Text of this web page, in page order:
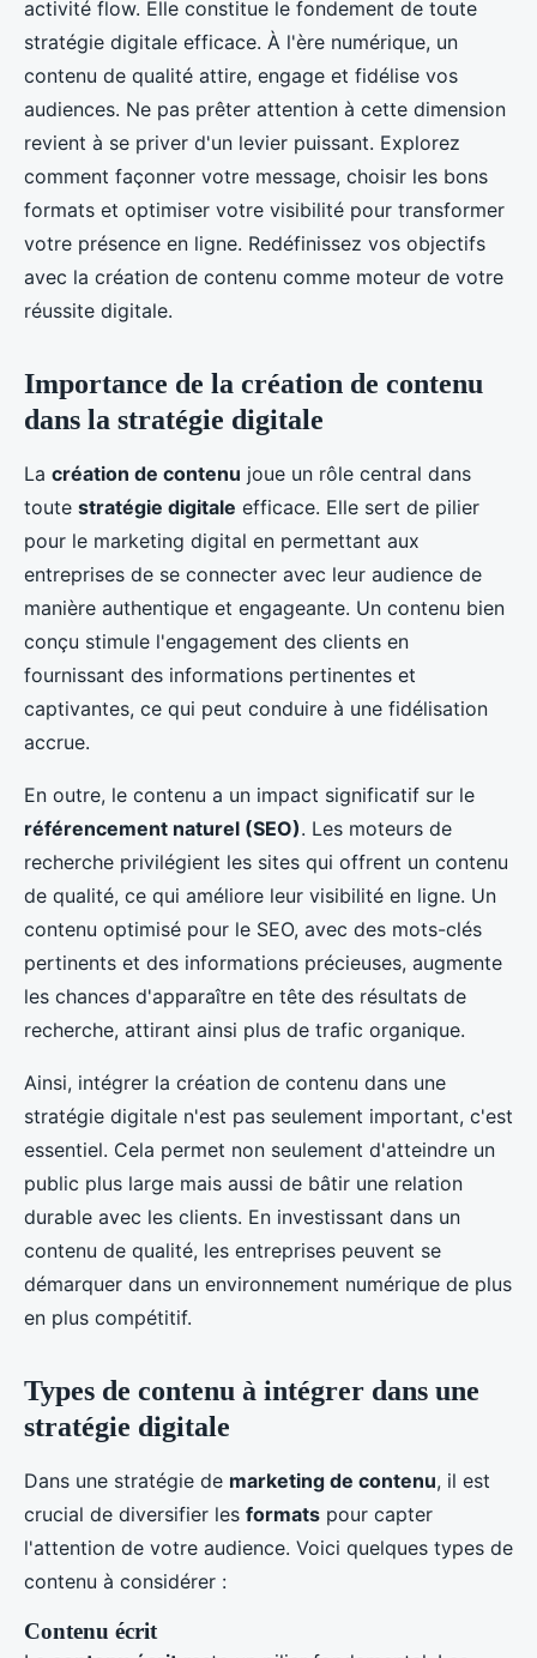
activité flow. Elle constitue le fondement de toute
stratégie digitale efficace. À l'ère numérique, un
contenu de qualité attire, engage et fidélise vos
audiences. Ne pas prêter attention à cette dimension
revient à se priver d'un levier puissant. Explorez
comment façonner votre message, choisir les bons
formats et optimiser votre visibilité pour transformer
votre présence en ligne. Redéfinissez vos objectifs
avec la création de contenu comme moteur de votre
réussite digitale.
Importance de la création de contenu
dans la stratégie digitale
La création de contenu joue un rôle central dans
toute stratégie digitale efficace. Elle sert de pilier
pour le marketing digital en permettant aux
entreprises de se connecter avec leur audience de
manière authentique et engageante. Un contenu bien
conçu stimule l'engagement des clients en
fournissant des informations pertinentes et
captivantes, ce qui peut conduire à une fidélisation
accrue.
En outre, le contenu a un impact significatif sur le
référencement naturel (SEO). Les moteurs de
recherche privilégient les sites qui offrent un contenu
de qualité, ce qui améliore leur visibilité en ligne. Un
contenu optimisé pour le SEO, avec des mots-clés
pertinents et des informations précieuses, augmente
les chances d'apparaître en tête des résultats de
recherche, attirant ainsi plus de trafic organique.
Ainsi, intégrer la création de contenu dans une
stratégie digitale n'est pas seulement important, c'est
essentiel. Cela permet non seulement d'atteindre un
public plus large mais aussi de bâtir une relation
durable avec les clients. En investissant dans un
contenu de qualité, les entreprises peuvent se
démarquer dans un environnement numérique de plus
en plus compétitif.
Types de contenu à intégrer dans une
stratégie digitale
Dans une stratégie de marketing de contenu, il est
crucial de diversifier les formats pour capter
l'attention de votre audience. Voici quelques types de
contenu à considérer :
Contenu écrit